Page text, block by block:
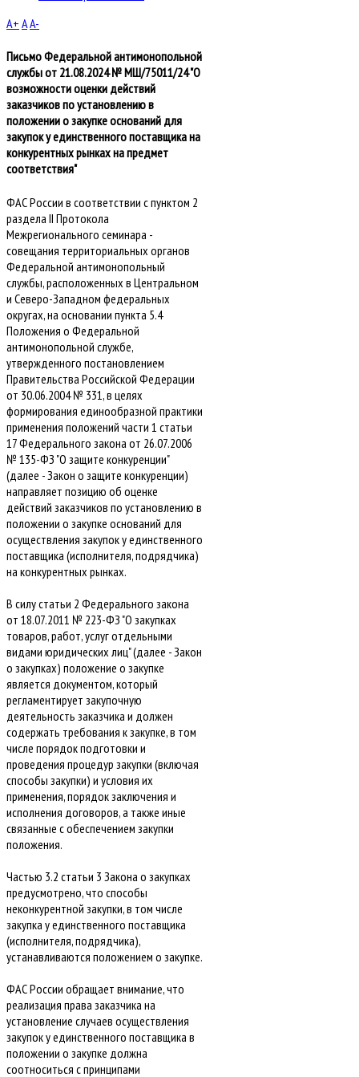
A+ AA-
Письмо Федеральной антимонопольной
службы от 21.08.2024 № МШ/75011/24 "О
возможности оценки действий
заказчиков по установлению в
положении о закупке оснований для
закупок у единственного поставщика на
конкурентных рынках на предмет
соответствия"
ФАС России в соответствии с пунктом 2
раздела II Протокола
Межрегионального семинара -
совещания территориальных органов
Федеральной антимонопольный
службы, расположенных в Центральном
и Северо-Западном федеральных
округах, на основании пункта 5.4
Положения о Федеральной
антимонопольной службе,
утвержденного постановлением
Правительства Российской Федерации
от 30.06.2004 № 331, в целях
формирования единообразной практики
применения положений части 1 статьи
17 Федерального закона от 26.07.2006
№ 135-ФЗ "О защите конкуренции"
(далее - Закон о защите конкуренции)
направляет позицию об оценке
действий заказчиков по установлению в
положении о закупке оснований для
осуществления закупок у единственного
поставщика (исполнителя, подрядчика)
на конкурентных рынках.
В силу статьи 2 Федерального закона
от 18.07.2011 № 223-ФЗ "О закупках
товаров, работ, услуг отдельными
видами юридических лиц" (далее - Закон
о закупках) положение о закупке
является документом, который
регламентирует закупочную
деятельность заказчика и должен
содержать требования к закупке, в том
числе порядок подготовки и
проведения процедур закупки (включая
способы закупки) и условия их
применения, порядок заключения и
исполнения договоров, а также иные
связанные с обеспечением закупки
положения.
Частью 3.2 статьи 3 Закона о закупках
предусмотрено, что способы
неконкурентной закупки, в том числе
закупка у единственного поставщика
(исполнителя, подрядчика),
устанавливаются положением о закупке.
ФАС России обращает внимание, что
реализация права заказчика на
установление случаев осуществления
закупок у единственного поставщика в
положении о закупке должна
соотноситься с принципами